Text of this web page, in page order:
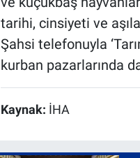
tarihi, cinsiyeti ve
Şahsi telefonuyla
kurban pazarlarında
Kaynak: İHA